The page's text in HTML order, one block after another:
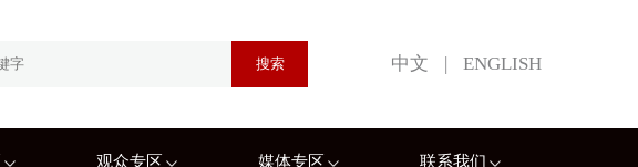
中文 | ENGLISH
观众专区 媒体专区 联系我们